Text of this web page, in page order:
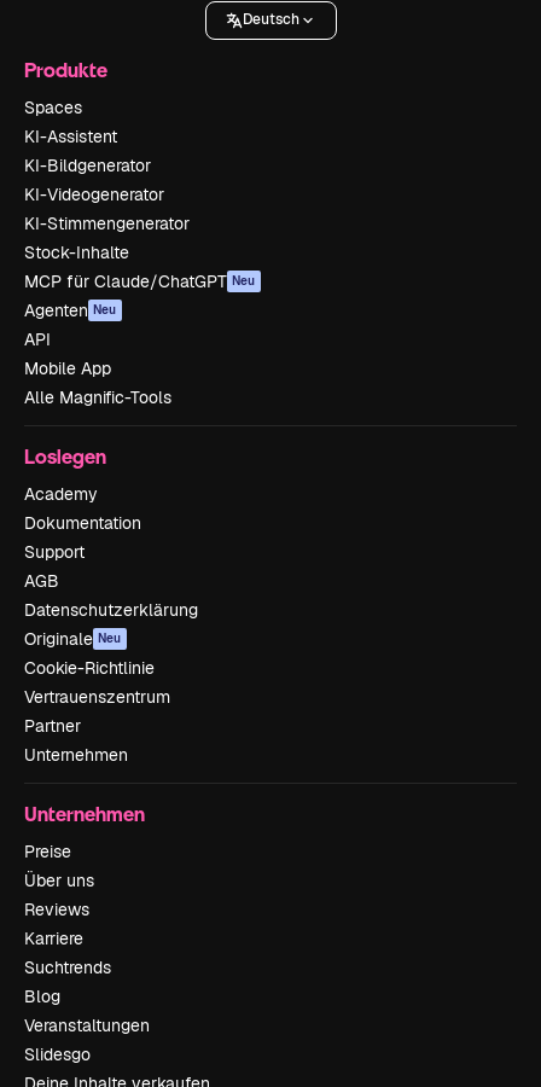
Deutsch
Produkte
Spaces
KI-Assistent
KI-Bildgenerator
KI-Videogenerator
KI-Stimmengenerator
Stock-Inhalte
MCP für Claude/ChatGPT Neu
Agenten Neu
API
Mobile App
Alle Magnific-Tools
Loslegen
Academy
Dokumentation
Support
AGB
Datenschutzerklärung
Originale Neu
Cookie-Richtlinie
Vertrauenszentrum
Partner
Unternehmen
Unternehmen
Preise
Über uns
Reviews
Karriere
Suchtrends
Blog
Veranstaltungen
Slidesgo